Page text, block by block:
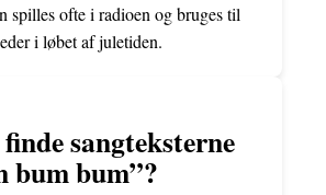
spilles ofte i radioen og bruges til
i løbet af juletiden.
sangteksterne
bum bum”?